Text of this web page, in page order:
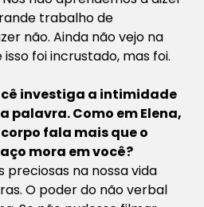
trabalho de
não. Ainda não vejo na
foi incrustado, mas foi.
investiga a intimidade
palavra. Como emElena,
fala mais que o
mora em você?
preciosas na nossa vida
O poder do não verbal